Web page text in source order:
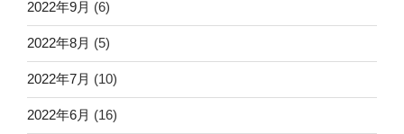
2022年9月 (6)
2022年8月 (5)
2022年7月 (10)
2022年6月 (16)